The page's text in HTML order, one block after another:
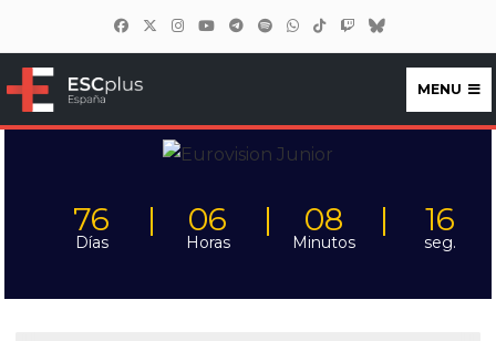
ESCplus España
MENU
76
Días
06
Horas
08
Minutos
14
seg.